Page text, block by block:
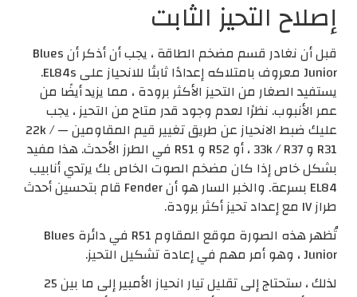
إصلاح التحيز الثابت
قبل أن نغادر قسم مضخم الطاقة ، يجب أن أذكر أن Blues
Junior معروف بامتلاكه إعدادًا ثابتًا للانحياز على EL84s.
يستفيد الصغار من التحيز الأكثر برودة ، مما يزيد أيضًا من
عمر الأنبوب. نظرًا لعدم وجود قدر متاح من التحيز ، يجب
عليك ضبط الانحياز عن طريق تغيير قيم المقاومين — 22k /
R31 و 33k / R37 ، أو R52 و R51 في الطرز الأحدث. هذا مفيد
بشكل خاص إذا كان مضخم الصوت الخاص بك يرتدي أنابيب
EL84 بسرعة. والخبر السار هو أن Fender قام بتحسين أحدث
طراز IV مع إعداد تحيز أكثر برودة.
تُظهر هذه الصورة موقع المقاوم R51 في دائرة Blues
Junior ، وهو أمر مهم في إعادة تشكيل التحيز.
لذلك ، ستحتاج إلى تقليل تيار انحياز الأمبير إلى ما بين 25